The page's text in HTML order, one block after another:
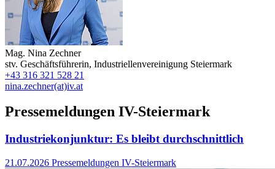
Mag. Nina Zechner
stv. Geschäftsführerin, Industriellenvereinigung Steiermark
+43 316 321 528 21
nina.zechner(at)iv.at
Pressemeldungen IV-Steiermark
Industriekonjunktur: Es bleibt durchschnittlich
21.07.2026 Pressemeldungen IV-Steiermark